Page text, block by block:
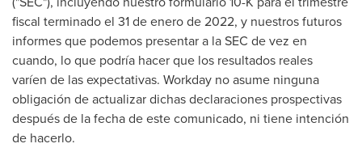
fiscal terminado el 31 de enero de 2022, y nuestros futuros
informes que podemos presentar a la SEC de vez en
cuando, lo que podría hacer que los resultados reales
varíen de las expectativas. Workday no asume ninguna
obligación de actualizar dichas declaraciones prospectivas
después de la fecha de este comunicado, ni tiene intención
de hacerlo.